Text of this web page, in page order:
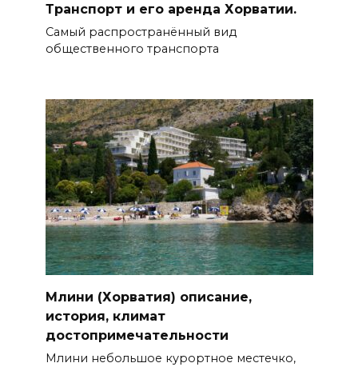
Транспорт и его аренда Хорватии.
Самый распространённый вид
общественного транспорта
Млини (Хорватия) описание,
история, климат
достопримечательности
Млини небольшое курортное местечко,